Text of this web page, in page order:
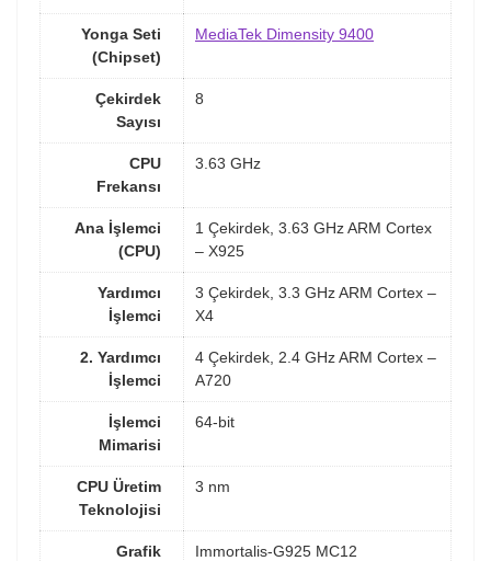
Yonga Seti
(Chipset)
MediaTek Dimensity 9400
Çekirdek
Sayısı
8
CPU
Frekansı
3.63 GHz
Ana İşlemci
(CPU)
1 Çekirdek, 3.63 GHz ARM Cortex
– X925
Yardımcı
İşlemci
3 Çekirdek, 3.3 GHz ARM Cortex –
X4
2. Yardımcı
İşlemci
4 Çekirdek, 2.4 GHz ARM Cortex –
A720
İşlemci
Mimarisi
64-bit
CPU Üretim
Teknolojisi
3 nm
Grafik
Immortalis-G925 MC12